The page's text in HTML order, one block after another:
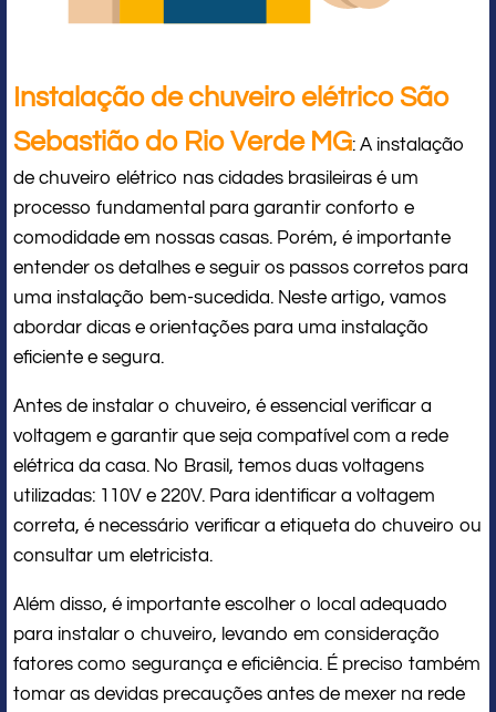
Instalação de chuveiro elétrico São
Sebastião do Rio Verde MG: A instalação
de chuveiro elétrico nas cidades brasileiras é um
processo fundamental para garantir conforto e
comodidade em nossas casas. Porém, é importante
entender os detalhes e seguir os passos corretos para
uma instalação bem-sucedida. Neste artigo, vamos
abordar dicas e orientações para uma instalação
eficiente e segura.
Antes de instalar o chuveiro, é essencial verificar a
voltagem e garantir que seja compatível com a rede
elétrica da casa. No Brasil, temos duas voltagens
utilizadas: 110V e 220V. Para identificar a voltagem
correta, é necessário verificar a etiqueta do chuveiro ou
consultar um eletricista.
Além disso, é importante escolher o local adequado
para instalar o chuveiro, levando em consideração
fatores como segurança e eficiência. É preciso também
tomar as devidas precauções antes de mexer na rede